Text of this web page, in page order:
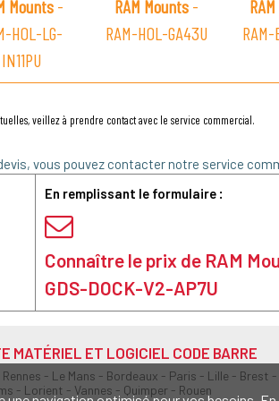
Mounts-
HOL-LG-
IN11PU
RAM Mounts-
RAM-HOL-GA43U
RAM-
veillez à prendre contact avec le service commercial.
vous pouvez contacter notre service
En remplissant le formulaire :
Connaître le prix de RAM
GDS-DOCK-V2-AP7U
MATÉRIEL ET LOGICIEL CODE BARRE
- Le Mans - Bordeaux - Paris - Lille - Brest
- Lorient - Vannes - Quimper - Rouen